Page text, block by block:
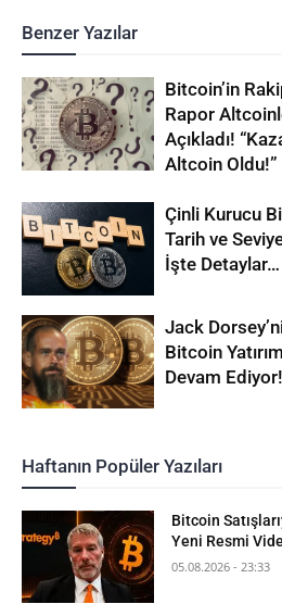
Benzer Yazılar
Bitcoin’in
Rapor
Açıkladı!
Altcoin Oldu!”
Çinli Kurucu
Tarih ve
İşte Detaylar…
Jack
Bitcoin
Devam
Haftanın Popüler Yazıları
Bitcoin
Yeni Resmi
05.08.2026 - 23:33